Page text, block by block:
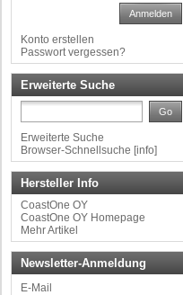
Anmelden
Konto erstellen
Passwort vergessen?
Erweiterte Suche
Go
Erweiterte Suche
Browser-Schnellsuche [info]
Hersteller Info
CoastOne OY
CoastOne OY Homepage
Mehr Artikel
Newsletter-Anmeldung
E-Mail